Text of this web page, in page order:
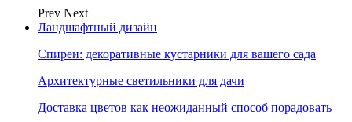
Prev Next
Ландшафтный дизайн
Спиреи: декоративные кустарники для вашего сада
Архитектурные светильники для дачи
Доставка цветов как неожиданный способ порадовать